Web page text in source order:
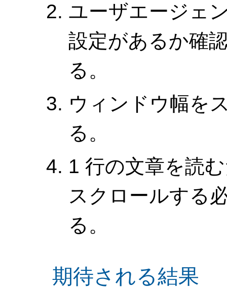
ユーザエージェ
設定があるか確
る。
ウィンドウ幅を
る。
1 行の文章を読
スクロールする
る。
期待される結果